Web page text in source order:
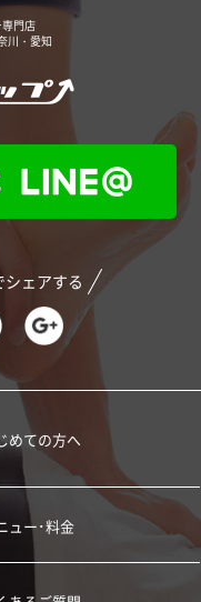
専門店
川・愛知
シェアする
めての方へ
ュー･料金